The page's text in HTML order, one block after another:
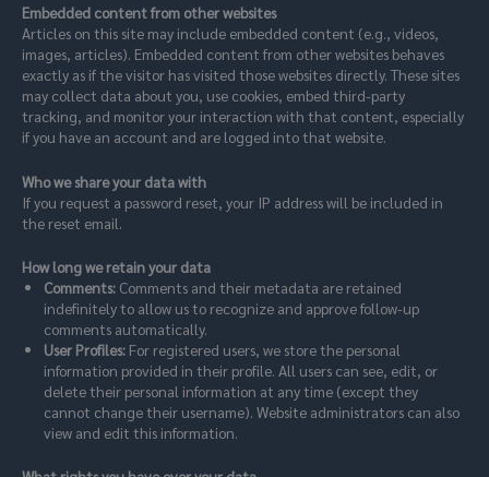
Embedded content from other websites
Articles on this site may include embedded content (e.g., videos,
images, articles). Embedded content from other websites behaves
exactly as if the visitor has visited those websites directly. These sites
may collect data about you, use cookies, embed third-party
tracking, and monitor your interaction with that content, especially
if you have an account and are logged into that website.
Who we share your data with
If you request a password reset, your IP address will be included in
the reset email.
How long we retain your data
Comments: Comments and their metadata are retained
indefinitely to allow us to recognize and approve follow-up
comments automatically.
User Profiles: For registered users, we store the personal
information provided in their profile. All users can see, edit, or
delete their personal information at any time (except they
cannot change their username). Website administrators can also
view and edit this information.